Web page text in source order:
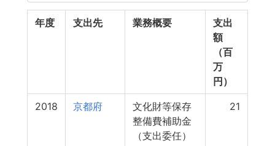
年度 支出先 業務概要
支出
額
（百
万
円）
2018 京都府
文化財等保存
整備費補助金
（支出委任）
21